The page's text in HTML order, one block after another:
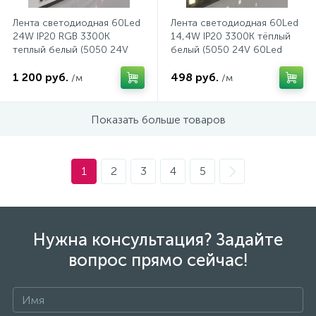
Лента светодиодная 60Led
24W IP20 RGB 3300K
теплый белый (5050 24V
1 200 руб. /м
Лента светодиодная 60Led
14,4W IP20 3300K тёплый
белый (5050 24V 60Led
498 руб. /м
Показать больше товаров
1 2 3 4 5
Нужна консультация? Задайте
вопрос прямо сейчас!
Фрезеры
Штроборезы
Рамки (розеток и выключателей)
Реле и контакторы
2
Розетки и механизмы электрические
Розеточные колодки и катушки для удлинителей
Самозажимные клеммники и клеммные колодки